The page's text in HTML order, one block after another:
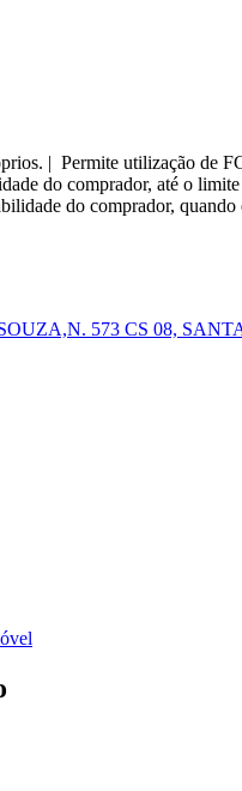
| Permite utilização de
do comprador, até o
do comprador,
573 CS 08,